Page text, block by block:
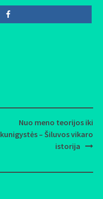
Nuo meno teorijos iki
kunigystės – Šiluvos vikaro
istorija